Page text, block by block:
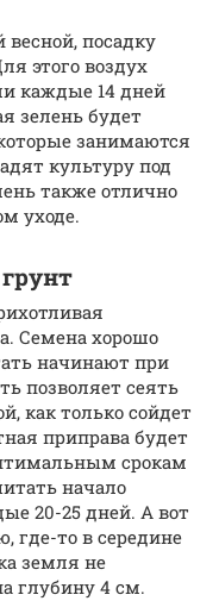
посадку
этого воздух
каждые 14 дней
зелень будет
занимаются
культуру под
также отлично
уходе.
Семена хорошо
начинают при
позволяет сеять
как только сойдет
приправа будет
срокам
начало
20-25 дней. А вот
где-то в середине
земля не
глубину 4 см.